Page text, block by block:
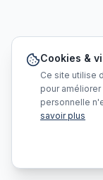
Cookies &
Ce site utilise
pour
personnelle
savoir plus